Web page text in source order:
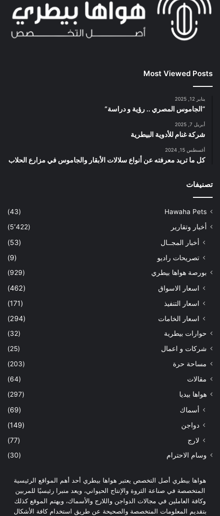
Most Viewed Posts
يناير 12, 2025
“الجاموس المصري .. رؤية و دراسة”
أبريل 7, 2025
شركة غنام للأدوية البيطرية
أغسطس 15, 2024
كل ما تريد معرفته عن أنواع سلالات الأبقار والجاموس في مزارع الحلاب
تصنيفات
Hawaha Pets
(43)
أخبار وتقارير
(5٬422)
أخبار المجــال
(53)
تصريحات راديو
(9)
بورصة هواها بيطري (929)
اسعار الاسواق
(462)
اسعار التنفيذ
(171)
اسعار الخامات
(294)
حوارات بيطرية
(32)
شركات و اعمال
(25)
مساحة حرة
(203)
مقالات
(64)
هواها بيديا
(297)
أسماك
(69)
دواجن
(149)
لارج
(77)
وسام الاحترام (30)
هواها بيطري أصل التخصص يعتبر هواها بيطري أحد أهم المواقع الرئيسية
المتخصصة في صناعة الثروة والإنتاج الحيواني، ويعد منبرا رئيسيًا للمربين
وكافة العاملين في مجالات الدواجن واللارج والأسماك، ويهتم الموقع كذلك
بتقديم المعلومات المتخصصة والصحيحة عن طريق استخدام كافة الأشكال